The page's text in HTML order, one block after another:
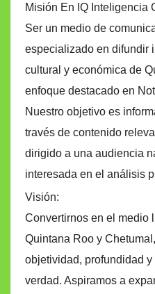
Misión En IQ Inteligencia
Ser un medio de
especializado en difundir
cultural y económica de
enfoque destacado en
Nuestro objetivo es
través de contenido
dirigido a una audiencia
interesada en el análisis
Visión:
Convertirnos en el medio
Quintana Roo y
objetividad, profundidad
verdad. Aspiramos a